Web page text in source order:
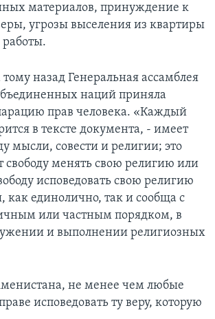
материалов, принуждение к
угрозы выселения из квартиры
работы.
тому назад Генеральная ассамблея
наций приняла
прав человека. «Каждый
в тексте документа, - имеет
мысли, совести и религии; это
свободу менять свою религию или
исповедовать свою религию
как единолично, так и сообща с
или частным порядком, в
и выполнении религиозных
не менее чем любые
исповедовать ту веру, которую